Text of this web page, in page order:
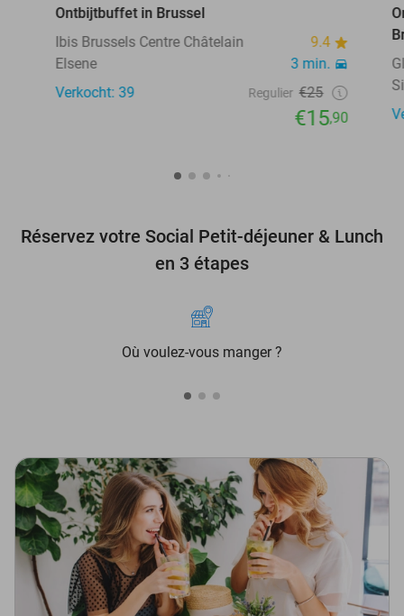
Ontbijtbuffet in Brussel
Ibis Brussels Centre Châtelain
9.4
Elsene
3 min.
Verkocht: 39
Regulier €25
€15,90
Réservez votre Social Petit-déjeuner & Lunch
en 3 étapes
Où voulez-vous manger ?